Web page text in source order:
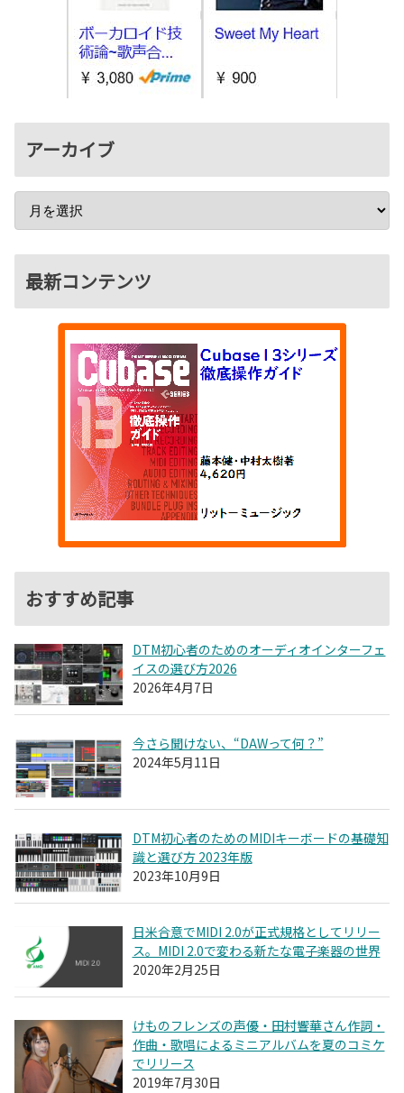
アーカイブ
最新コンテンツ
おすすめ記事
DTM初心者のためのオーディオインターフェ
イスの選び方2026
2026年4月7日
今さら聞けない、“DAWって何？”
2024年5月11日
DTM初心者のためのMIDIキーボードの基礎知
識と選び方 2023年版
2023年10月9日
日米合意でMIDI 2.0が正式規格としてリリー
ス。MIDI 2.0で変わる新たな電子楽器の世界
2020年2月25日
けものフレンズの声優・田村響華さん作詞・
作曲・歌唱によるミニアルバムを夏のコミケ
でリリース
2019年7月30日